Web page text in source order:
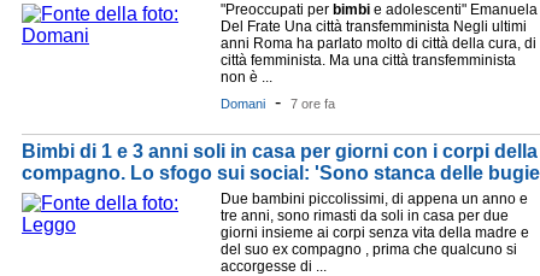
"Preoccupati per bimbi e adolescenti" Emanuela
Del Frate Una città transfemminista Negli ultimi
anni Roma ha parlato molto di città della cura, di
città femminista. Ma una città transfemminista
non è ...
Domani - 7 ore fa
Bimbi di 1 e 3 anni soli in casa per giorni con i corpi
compagno. Lo sfogo sui social: 'Sono stanca delle
Due bambini piccolissimi, di appena un anno e
tre anni, sono rimasti da soli in casa per due
giorni insieme ai corpi senza vita della madre e
del suo ex compagno , prima che qualcuno si
accorgesse di ...